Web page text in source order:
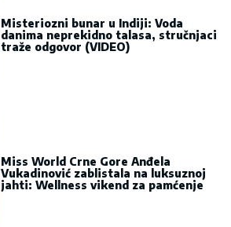
Misteriozni bunar u Indiji: Voda
danima neprekidno talasa, stručnjaci
traže odgovor (VIDEO)
Miss World Crne Gore Anđela
Vukadinović zablistala na luksuznoj
jahti: Wellness vikend za pamćenje